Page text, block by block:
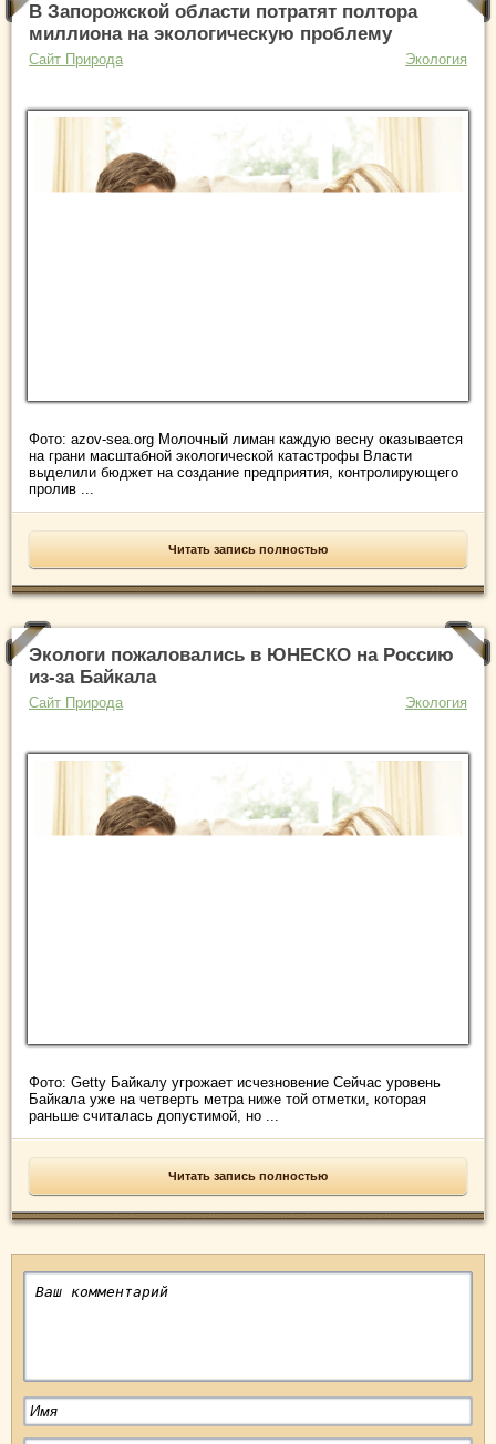
В Запорожской области потратят полтора
миллиона на экологическую проблему
Сайт Природа Экология
Фото: azov-sea.org Молочный лиман каждую весну оказывается
на грани масштабной экологической катастрофы Власти
выделили бюджет на создание предприятия, контролирующего
пролив ...
Читать запись полностью
Экологи пожаловались в ЮНЕСКО на Россию
из-за Байкала
Сайт Природа Экология
Фото: Getty Байкалу угрожает исчезновение Сейчас уровень
Байкала уже на четверть метра ниже той отметки, которая
раньше считалась допустимой, но ...
Читать запись полностью